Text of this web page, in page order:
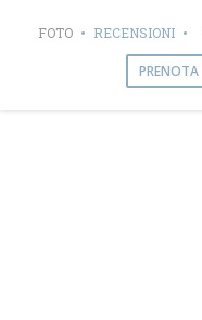
FOTO RECENSIONI
PRENOTA